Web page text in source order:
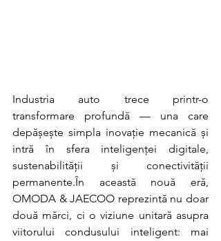
Industria auto trece printr-o
transformare profundă — una care
depășește simpla inovație mecanică și
intră în sfera inteligenței digitale,
sustenabilității și conectivității
permanente.În această nouă eră,
OMODA & JAECOO reprezintă nu doar
două mărci, ci o viziune unitară asupra
viitorului condusului inteligent: mai